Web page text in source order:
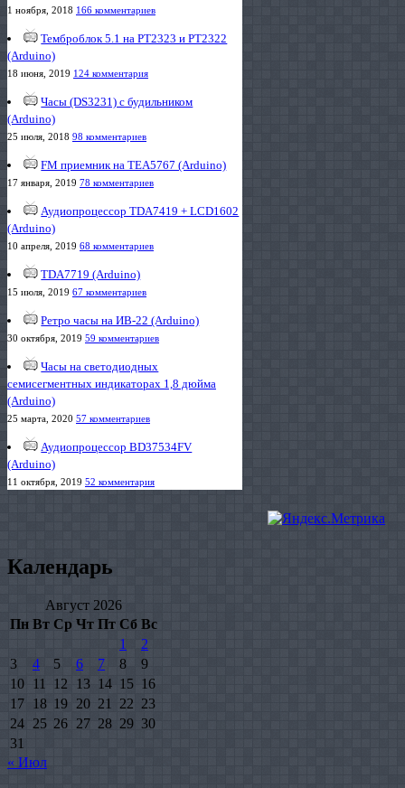
1 ноября, 2018 166 комментариев
Темброблок 5.1 на PT2323 и PT2322
(Arduino)
18 июня, 2019 124 комментария
Часы (DS3231) с будильником
(Arduino)
25 июля, 2018 98 комментариев
FM приемник на TEA5767 (Arduino)
17 января, 2019 78 комментариев
Аудиопроцессор TDA7419 + LCD1602
(Arduino)
10 апреля, 2019 68 комментариев
TDA7719 (Arduino)
15 июля, 2019 67 комментариев
Ретро часы на ИВ-22 (Arduino)
30 октября, 2019 59 комментариев
Часы на светодиодных
семисегментных индикаторах 1,8 дюйма
(Arduino)
25 марта, 2020 57 комментариев
Аудиопроцессор BD37534FV
(Arduino)
11 октября, 2019 52 комментария
Календарь
Август 2026
Пн Вт Ср Чт Пт Сб Вс
1
2
3
4 5 6 7 8
9
10 11 12 13 14 15 16
17 18 19 20 21 22 23
24 25 26 27 28 29 30
31
« Июл